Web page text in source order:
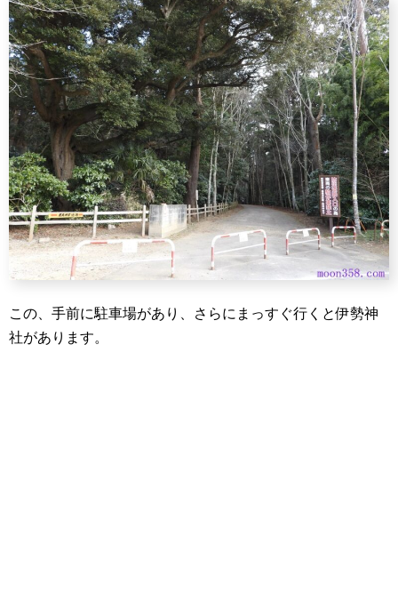
この、手前に駐車場があり、さらにまっすぐ行くと伊勢神
社があります。